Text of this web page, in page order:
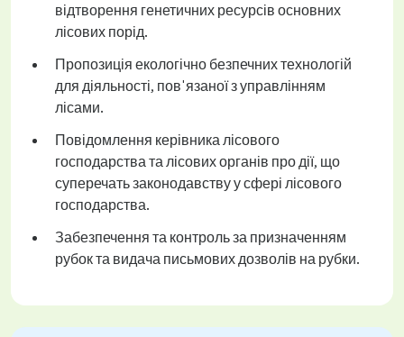
відтворення генетичних ресурсів основних
лісових порід.
Пропозиція екологічно безпечних технологій
для діяльності, пов'язаної з управлінням
лісами.
Повідомлення керівника лісового
господарства та лісових органів про дії, що
суперечать законодавству у сфері лісового
господарства.
Забезпечення та контроль за призначенням
рубок та видача письмових дозволів на рубки.